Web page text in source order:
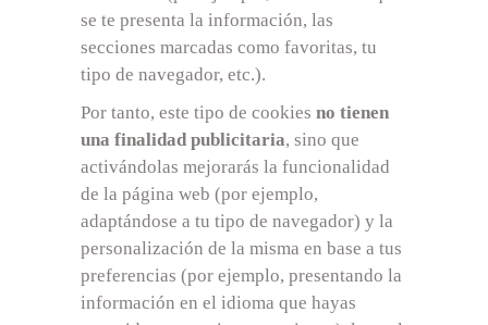
se te presenta la información, las
secciones marcadas como favoritas, tu
tipo de navegador, etc.).
Por tanto, este tipo de cookies no tienen
una finalidad publicitaria, sino que
activándolas mejorarás la funcionalidad
de la página web (por ejemplo,
adaptándose a tu tipo de navegador) y la
personalización de la misma en base a tus
preferencias (por ejemplo, presentando la
información en el idioma que hayas